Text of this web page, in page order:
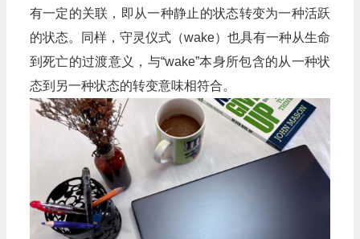
有一定的关联，即从一种静止的状态转变为一种活跃
的状态。同样，守灵仪式（wake）也具有一种从生命
到死亡的过渡意义，与“wake”本身所包含的从一种状
态到另一种状态的转变意味相符合。